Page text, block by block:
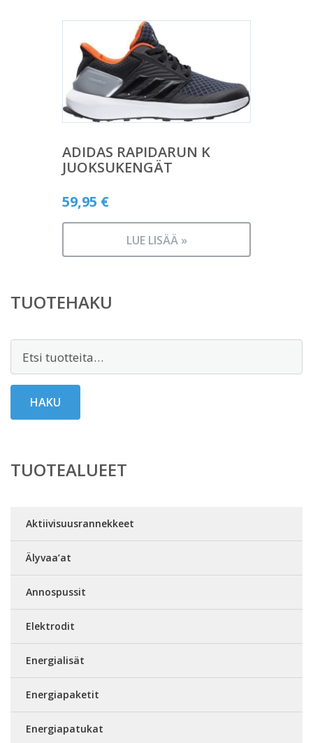
ADIDAS RAPIDARUN K
JUOKSUKENGÄT
59,95 €
LUE LISÄÄ »
TUOTEHAKU
HAKU
TUOTEALUEET
Aktiivisuusrannekkeet
Älyvaa’at
Annospussit
Elektrodit
Energialisät
Energiapaketit
Energiapatukat